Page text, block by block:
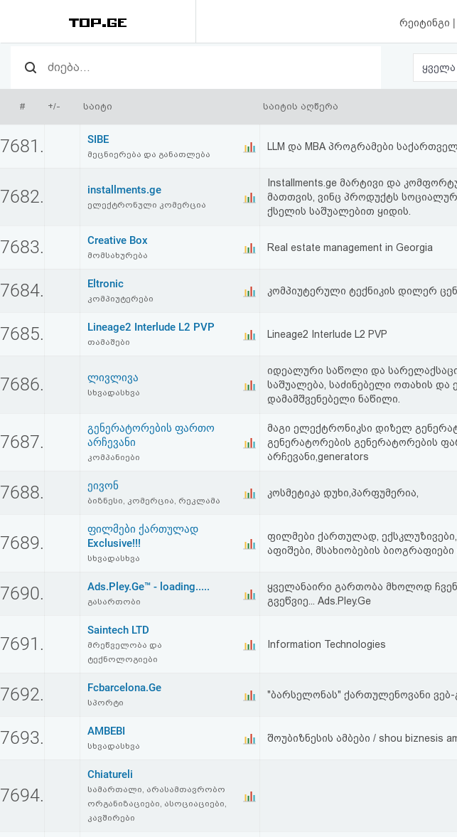
რეიტინგი |
რეიტინგი
(მთავარი)
ფოსტა
პასუხი
აღდგენა
კოდი
სალიცენზიო
შეთანხმება
და
პასუხისმგებლობის
უარყოფა
# +/- საიტი საიტის აღწერა
7681. SIBE
მეცნიერება და განათლება
LLM და MBA პროგრამები
7682. installments.ge
ელექტრონული კომერცია
Installments.ge მარტივი და
მათთვის, ვინც პროდუქტს
ქსელის საშუალებით ყიდის.
7683. Creative Box
მომსახურება
Real estate management in Georgia
7684. Eltronic
კომპიუტერები
კომპიუტერული ტექნიკის დილერ
7685. Lineage2 Interlude L2 PVP
თამაშები
Lineage2 Interlude L2 PVP
7686. ლივლივა
სხვადასხვა
იდეალური საწოლი და
საშუალება, საძინებელი ოთახის და
დამამშვენებელი ნაწილი.
7687.
გენერატორების ფართო
არჩევანი
კომპანიები
მაგი ელექტრონიკსი დიზელ
გენერატორების გენერატორების
არჩევანი,generators
7688. ეივონ
ბიზნესი, კომერცია, რეკლამა
კოსმეტიკა დუხი,პარფუმერია,
7689.
ფილმები ქართულად
Exclusive!!!
სხვადასხვა
ფილმები ქართულად, ექსკლუზივები,
აფიშები, მსახიობების ბიოგრაფიები
7690. Ads.Pley.Ge™ - loading.....
გასართობი
ყველანაირი გართობა მხოლოდ
გვეწვიე... Ads.Pley.Ge
7691.
Saintech LTD
მრეწველობა და
ტექნოლოგიები
Information Technologies
7692. Fcbarcelona.Ge
სპორტი
"ბარსელონას" ქართულენოვანი
7693. AMBEBI
სხვადასხვა
შოუბიზნესის ამბები / shou biznesis
7694.
Chiatureli
სამართალი, არასამთავრობო
ორგანიზაციები, ასოციაციები,
კავშირები